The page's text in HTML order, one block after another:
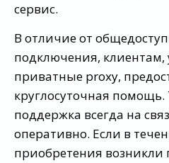
сервис.
В отличие от
подключения,
приватные proxy,
круглосуточная помощь.
поддержка всегда на
оперативно. Если в
приобретения возникли